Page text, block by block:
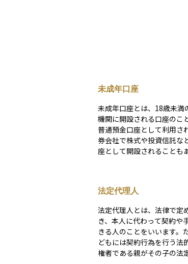
未成年口座
未成年口座とは、18歳未満
機関に開設される口座のこ
普通預金口座として利用さ
券会社で株式や投資信託な
座として開設されることも
るケースが多く、特にジュ
と組み合わせることで、非
るメリットがあります。 一方で、資金の出し入れ
や運用に制約がある場合も
事前に確認しておくことが
の家庭にとっては、子ども
ちから資産形成を意識でき
法定代理人
法定代理人とは、法律で定
き、本人に代わって契約や
きる人のことをいいます。
どもには契約行為を行う法
権者である親がその子の法